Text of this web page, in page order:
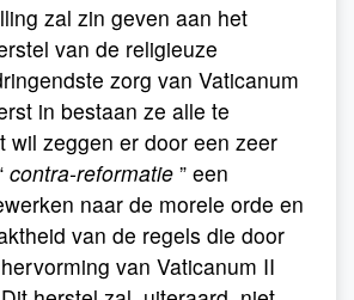
zal zin geven aan het
van de religieuze
zorg van Vaticanum
in bestaan ze alle te
wil zeggen er door een zeer
contra-reformatie ” een
naar de morele orde en
van de regels die door
van Vaticanum II